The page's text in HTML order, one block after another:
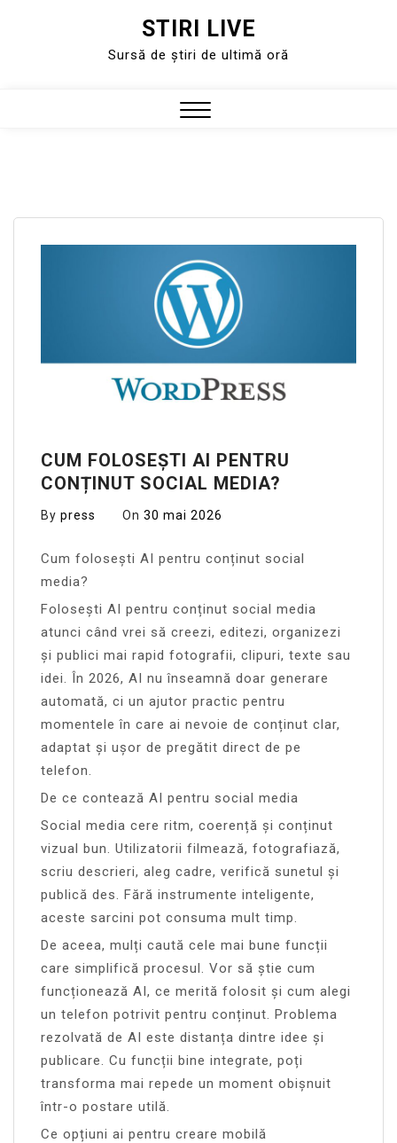
STIRI LIVE
Sursă de știri de ultimă oră
CUM FOLOSEȘTI AI PENTRU
CONȚINUT SOCIAL MEDIA?
By press On 30 mai 2026
Cum folosești AI pentru conținut social
media?
Folosești AI pentru conținut social media
atunci când vrei să creezi, editezi, organizezi
și publici mai rapid fotografii, clipuri, texte sau
idei. În 2026, AI nu înseamnă doar generare
automată, ci un ajutor practic pentru
momentele în care ai nevoie de conținut clar,
adaptat și ușor de pregătit direct de pe
telefon.
De ce contează AI pentru social media
Social media cere ritm, coerență și conținut
vizual bun. Utilizatorii filmează, fotografiază,
scriu descrieri, aleg cadre, verifică sunetul și
publică des. Fără instrumente inteligente,
aceste sarcini pot consuma mult timp.
De aceea, mulți caută cele mai bune funcții
care simplifică procesul. Vor să știe cum
funcționează AI, ce merită folosit și cum alegi
un telefon potrivit pentru conținut. Problema
rezolvată de AI este distanța dintre idee și
publicare. Cu funcții bine integrate, poți
transforma mai repede un moment obișnuit
într-o postare utilă.
Ce opțiuni ai pentru creare mobilă